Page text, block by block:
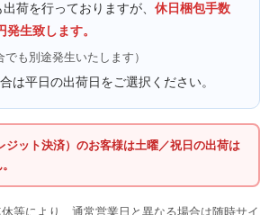
荷を行っておりますが、 休日梱包手数
生致します。
でも別途発生いたします）
は平日の出荷日をご選択ください。
ット決済）のお客様は土曜／祝日の出荷は
等により、通常営業日と異なる場合は随時サイ